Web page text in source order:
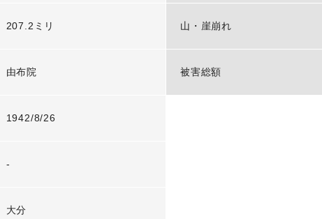
207.2ミリ
由布院
1942/8/26
-
大分
山・崖崩れ
被害総額